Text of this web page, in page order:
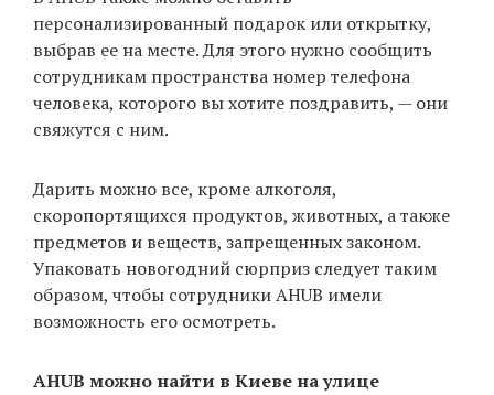
персонализированный подарок или открытку,
выбрав ее на месте. Для этого нужно сообщить
сотрудникам пространства номер телефона
человека, которого вы хотите поздравить, — они
свяжутся с ним.
Дарить можно все, кроме алкоголя,
скоропортящихся продуктов, животных, а также
предметов и веществ, запрещенных законом.
Упаковать новогодний сюрприз следует таким
образом, чтобы сотрудники AHUB имели
возможность его осмотреть.
AHUB можно найти в Киеве на улице